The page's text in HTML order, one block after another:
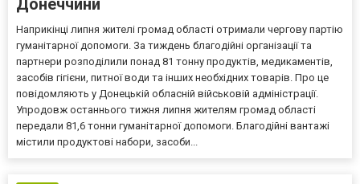
Донеччини
Наприкінці липня жителі громад області отримали чергову партію
гуманітарної допомоги. За тиждень благодійні організації та
партнери розподілили понад 81 тонну продуктів, медикаментів,
засобів гігієни, питної води та інших необхідних товарів. Про це
повідомляють у Донецькій обласній військовій адміністрації.
Упродовж останнього тижня липня жителям громад області
передали 81,6 тонни гуманітарної допомоги. Благодійні вантажі
містили продуктові набори, засоби...